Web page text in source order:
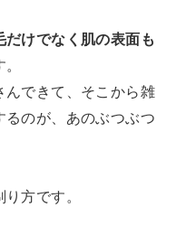
だけでなく肌の表面も
んできて、そこから雑
のが、あのぶつぶつ
方です。